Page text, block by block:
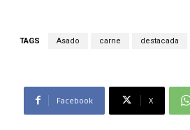
TAGS Asado carne destacada
Facebook X